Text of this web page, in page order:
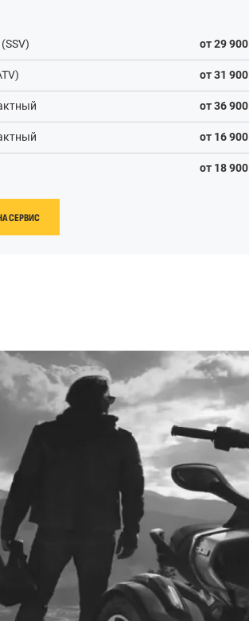
от 29 900
от 31 900
от 36 900
от 16 900
от 18 900
СЕРВИС